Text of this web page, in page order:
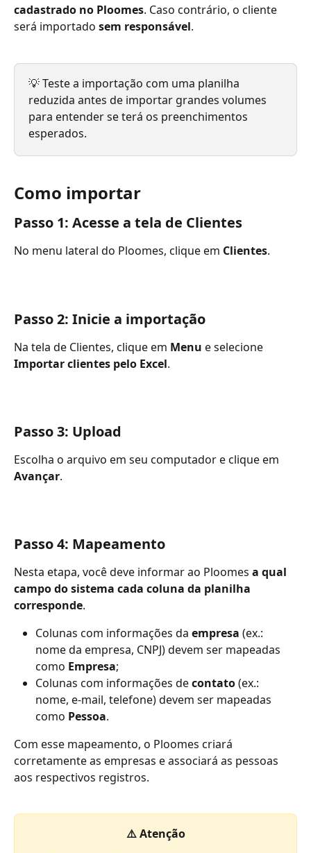
cadastrado no Ploomes. Caso contrário, o cliente
será importado sem responsável.
💡 Teste a importação com uma planilha
reduzida antes de importar grandes volumes
para entender se terá os preenchimentos
esperados.
Como importar
Passo 1: Acesse a tela de Clientes
No menu lateral do Ploomes, clique em Clientes.
Passo 2: Inicie a importação
Na tela de Clientes, clique em Menu e selecione
Importar clientes pelo Excel.
Passo 3: Upload
Escolha o arquivo em seu computador e clique em
Avançar.
Passo 4: Mapeamento
Nesta etapa, você deve informar ao Ploomes a qual
campo do sistema cada coluna da planilha
corresponde.
Colunas com informações da empresa (ex.:
nome da empresa, CNPJ) devem ser mapeadas
como Empresa;
Colunas com informações de contato (ex.:
nome, e-mail, telefone) devem ser mapeadas
como Pessoa.
Com esse mapeamento, o Ploomes criará
corretamente as empresas e associará as pessoas
aos respectivos registros.
⚠️ Atenção